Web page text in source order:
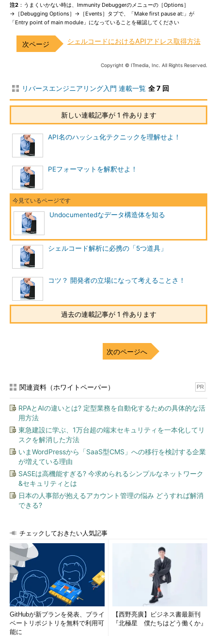
注2 ：うまくいかない時は、Immunity Debuggerのメニューの［Options］
→［Debugging Options］→［Events］タブで、「Make first pause at:」が
「Entry point of main module」になっていることを確認してください
シェルコードにおけるAPIアドレス取得方法
Copyright © ITmedia, Inc. All Rights Reserved.
リバースエンジニアリング入門 連載一覧 全 7 回
新しい連載記事が 1 件あります
API名のハッシュ化テクニックを理解せよ！
PEフォーマットを解釈せよ！
Undocumentedなデータ構造体を知る
シェルコード解析に必携の「5つ道具」
コツ？ 開発者の立場になって考えることさ！
過去の連載記事が 1 件あります
次のページへ
関連資料（ホワイトペーパー） PR
RPAとAIの違いとは? 定型業務を自動化するための具体的な活
用方法
東急建設に学ぶ、1万台超の端末セキュリティを一本化してリ
スクを解消した方法
いまWordPressから「SaaS型CMS」への移行を検討する企業
が増えている理由
SASEは高機能すぎる? 今求められるシンプルなネットワーク
&セキュリティとは
日本の人事部が抱えるアカウント管理の悩み どうすれば解消
できる?
チェックしておきたい人気記事
GitHubが新プランを発表、プライ
ベートリポジトリを無料で利用可
能に
【西野亮廣】ビジネス書最新刊
『北極星 僕たちはどう働くか』